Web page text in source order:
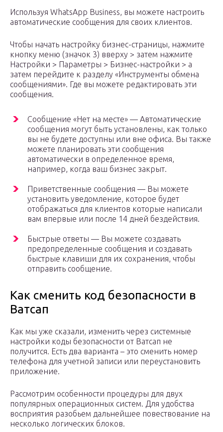
Используя WhatsApp Business, вы можете настроить
автоматические сообщения для своих клиентов.
Чтобы начать настройку бизнес-страницы, нажмите
кнопку меню (значок 3) вверху > затем нажмите
Настройки > Параметры > Бизнес-настройки > а
затем перейдите к разделу «Инструменты обмена
сообщениями». Где вы можете редактировать эти
сообщения.
Сообщение «Нет на месте» — Автоматические
сообщения могут быть установлены, как только
вы не будете доступны или вне офиса. Вы также
можете планировать эти сообщения
автоматически в определенное время,
например, когда ваш бизнес закрыт.
Приветственные сообщения — Вы можете
установить уведомление, которое будет
отображаться для клиентов которые написали
вам впервые или после 14 дней бездействия.
Быстрые ответы — Вы можете создавать
предопределенные сообщения и создавать
быстрые клавиши для их сохранения, чтобы
отправить сообщение.
Как сменить код безопасности в
Ватсап
Как мы уже сказали, изменить через системные
настройки коды безопасности от Ватсап не
получится. Есть два варианта – это сменить номер
телефона для учетной записи или переустановить
приложение.
Рассмотрим особенности процедуры для двух
популярных операционных систем. Для удобства
восприятия разобьем дальнейшее повествование на
несколько логических блоков.